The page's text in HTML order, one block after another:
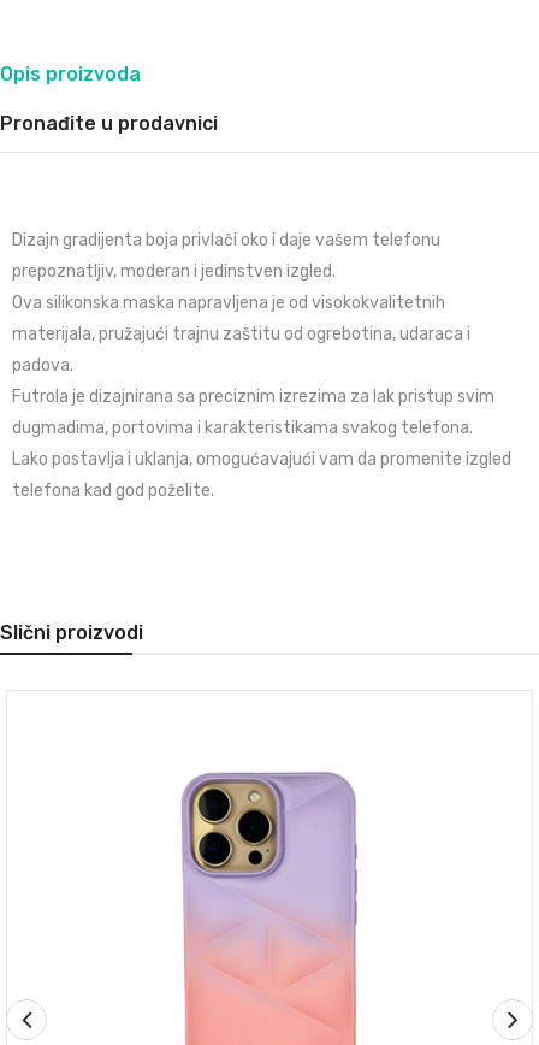
Opis proizvoda
Pronađite u prodavnici
Dizajn gradijenta boja privlači oko i daje vašem telefonu
prepoznatljiv, moderan i jedinstven izgled.
Ova silikonska maska napravljena je od visokokvalitetnih
materijala, pružajući trajnu zaštitu od ogrebotina, udaraca i
padova.
Futrola je dizajnirana sa preciznim izrezima za lak pristup svim
dugmadima, portovima i karakteristikama svakog telefona.
Lako postavlja i uklanja, omogućavajući vam da promenite izgled
telefona kad god poželite.
Slični proizvodi